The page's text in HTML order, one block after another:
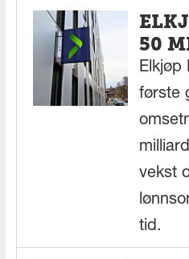
50
Elkjøp
første
vekst
tid.